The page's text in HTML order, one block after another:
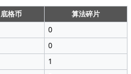
底格币
算法碎片
0
0
1